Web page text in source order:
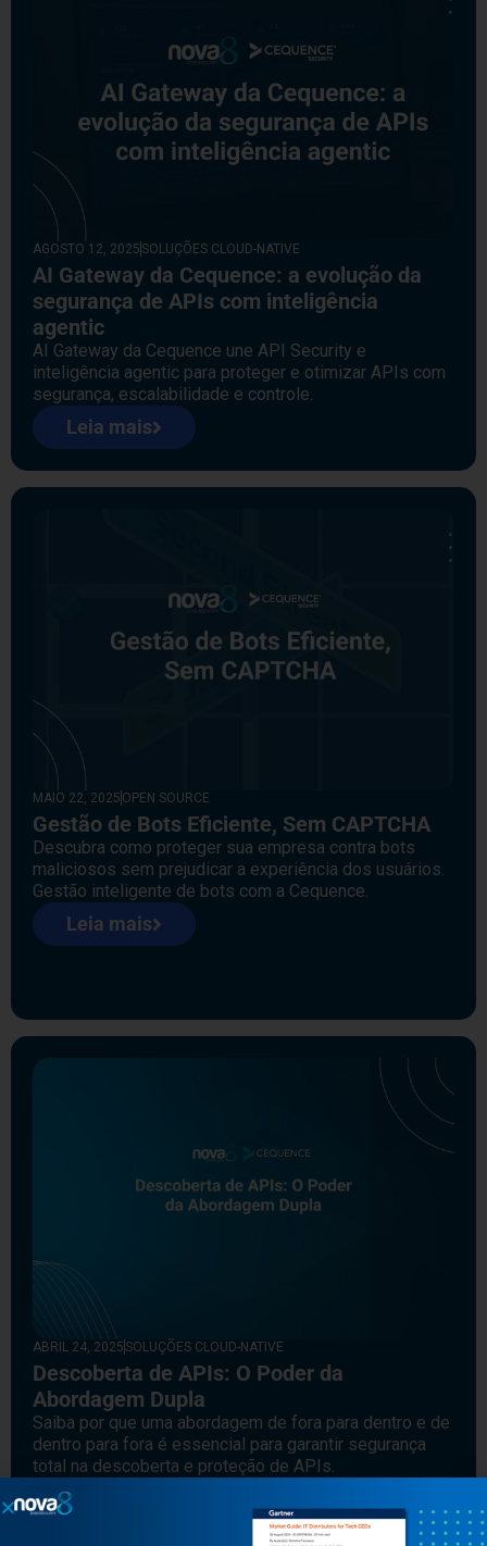
AGOSTO 12, 2025 SOLUÇÕES CLOUD-NATIVE
AI Gateway da Cequence: a evolução da
segurança de APIs com inteligência
agentic
AI Gateway da Cequence une API Security e
inteligência agentic para proteger e otimizar APIs com
segurança, escalabilidade e controle.
Leia mais
MAIO 22, 2025 OPEN SOURCE
Gestão de Bots Eficiente, Sem CAPTCHA
Descubra como proteger sua empresa contra bots
maliciosos sem prejudicar a experiência dos usuários.
Gestão inteligente de bots com a Cequence.
Leia mais
ABRIL 24, 2025 SOLUÇÕES CLOUD-NATIVE
Descoberta de APIs: O Poder da
Abordagem Dupla
Saiba por que uma abordagem de fora para dentro e de
dentro para fora é essencial para garantir segurança
total na descoberta e proteção de APIs.
Leia mais